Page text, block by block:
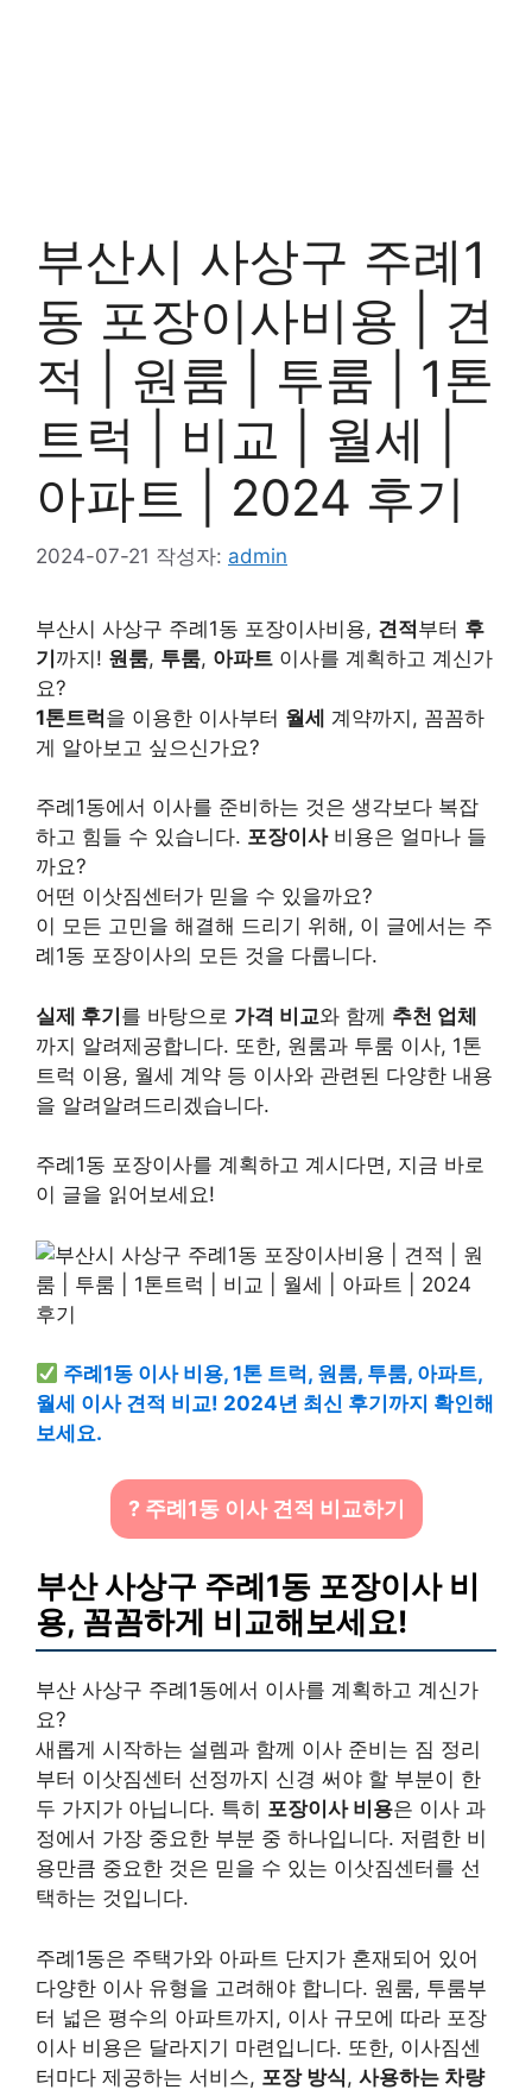
부산시 사상구 주례1
동 포장이사비용 | 견
적 | 원룸 | 투룸 | 1톤
트럭 | 비교 | 월세 |
아파트 | 2024 후기
2024-07-21 작성자: admin
부산시 사상구 주례1동 포장이사비용, 견적부터 후
기까지! 원룸, 투룸, 아파트 이사를 계획하고 계신가
요?
1톤트럭을 이용한 이사부터 월세 계약까지, 꼼꼼하
게 알아보고 싶으신가요?
주례1동에서 이사를 준비하는 것은 생각보다 복잡
하고 힘들 수 있습니다. 포장이사비용은 얼마나 들
까요?
어떤 이삿짐센터가 믿을 수 있을까요?
이 모든 고민을 해결해 드리기 위해, 이 글에서는 주
례1동 포장이사의 모든 것을 다룹니다.
실제 후기를 바탕으로 가격 비교와 함께 추천 업체
까지 알려제공합니다. 또한, 원룸과 투룸 이사, 1톤
트럭 이용, 월세 계약 등 이사와 관련된 다양한 내용
을 알려알려드리겠습니다.
주례1동 포장이사를 계획하고 계시다면, 지금 바로
이 글을 읽어보세요!
주례1동 이사 비용, 1톤 트럭, 원룸, 투룸, 아파트,
월세 이사 견적 비교! 2024년 최신 후기까지 확인해
보세요.
? 주례1동 이사 견적 비교하기
부산 사상구 주례1동 포장이사 비
용, 꼼꼼하게 비교해보세요!
부산 사상구 주례1동에서 이사를 계획하고 계신가
요?
새롭게 시작하는 설렘과 함께 이사 준비는 짐 정리
부터 이삿짐센터 선정까지 신경 써야 할 부분이 한
두 가지가 아닙니다. 특히 포장이사 비용은 이사 과
정에서 가장 중요한 부분 중 하나입니다. 저렴한 비
용만큼 중요한 것은 믿을 수 있는 이삿짐센터를 선
택하는 것입니다.
주례1동은 주택가와 아파트 단지가 혼재되어 있어
다양한 이사 유형을 고려해야 합니다. 원룸, 투룸부
터 넓은 평수의 아파트까지, 이사 규모에 따라 포장
이사 비용은 달라지기 마련입니다. 또한, 이사짐센
터마다 제공하는 서비스, 포장 방식, 사용하는 차량